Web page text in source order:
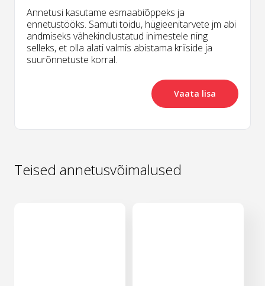
Annetusi kasutame esmaabiõppeks ja
ennetustööks. Samuti toidu, hügieenitarvete jm abi
andmiseks vähekindlustatud inimestele ning
selleks, et olla alati valmis abistama kriiside ja
suurõnnetuste korral.
Vaata lisa
Teised annetusvõimalused